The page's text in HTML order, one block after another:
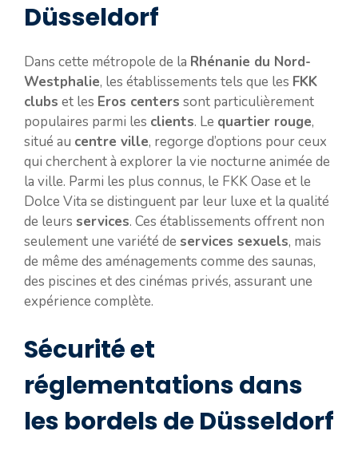
Düsseldorf
Dans cette métropole de la Rhénanie du Nord-
Westphalie, les établissements tels que les FKK
clubs et les Eros centers sont particulièrement
populaires parmi les clients. Le quartier rouge,
situé au centre ville, regorge d’options pour ceux
qui cherchent à explorer la vie nocturne animée de
la ville. Parmi les plus connus, le FKK Oase et le
Dolce Vita se distinguent par leur luxe et la qualité
de leurs services. Ces établissements offrent non
seulement une variété de services sexuels, mais
de même des aménagements comme des saunas,
des piscines et des cinémas privés, assurant une
expérience complète.
Sécurité et
réglementations dans
les bordels de Düsseldorf